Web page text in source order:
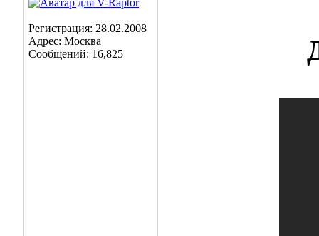
Регистрация: 28.02.2008
Адрес: Москва
Сообщений: 16,825